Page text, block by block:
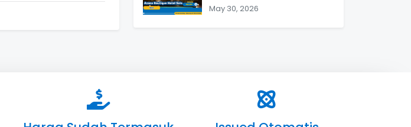
May 30, 2026